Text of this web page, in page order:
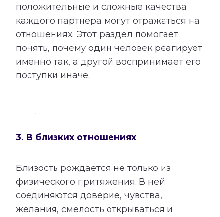
положительные и сложные качества
каждого партнера могут отражаться на
отношениях. Этот раздел помогает
понять, почему один человек реагирует
именно так, а другой воспринимает его
поступки иначе.
3. В близких отношениях
Близость рождается не только из
физического притяжения. В ней
соединяются доверие, чувства,
желания, смелость открываться и